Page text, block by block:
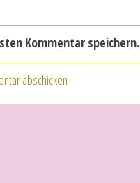
Kommentar speichern.